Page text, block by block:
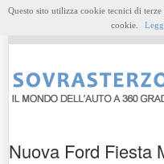
Nuova Ford Fiesta
Questo sito utilizza cookie tecnici di
cookie.